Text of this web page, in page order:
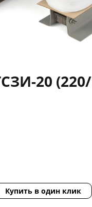
20
Купить в один клик